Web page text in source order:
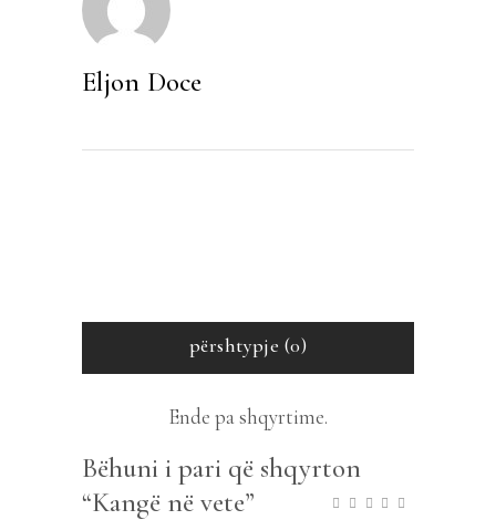
Eljon Doce
përshtypje (0)
Ende pa shqyrtime.
Bëhuni i pari që shqyrton
“Kangë në vete”